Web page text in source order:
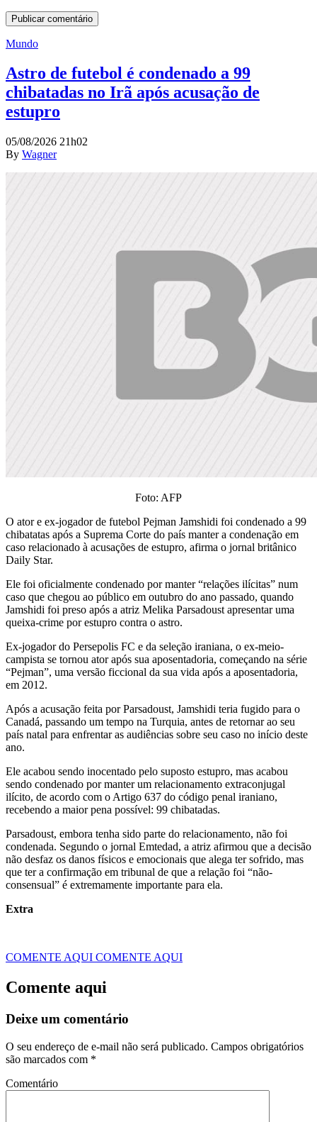
Mundo
Astro de futebol é condenado a 99
chibatadas no Irã após acusação de
estupro
05/08/2026 21h02
By Wagner
Foto: AFP
O ator e ex-jogador de futebol Pejman Jamshidi foi condenado a 99
chibatatas após a Suprema Corte do país manter a condenação em
caso relacionado à acusações de estupro, afirma o jornal britânico
Daily Star.
Ele foi oficialmente condenado por manter “relações ilícitas” num
caso que chegou ao público em outubro do ano passado, quando
Jamshidi foi preso após a atriz Melika Parsadoust apresentar uma
queixa-crime por estupro contra o astro.
Ex-jogador do Persepolis FC e da seleção iraniana, o ex-meio-
campista se tornou ator após sua aposentadoria, começando na série
“Pejman”, uma versão ficcional da sua vida após a aposentadoria,
em 2012.
Após a acusação feita por Parsadoust, Jamshidi teria fugido para o
Canadá, passando um tempo na Turquia, antes de retornar ao seu
país natal para enfrentar as audiências sobre seu caso no início deste
ano.
Ele acabou sendo inocentado pelo suposto estupro, mas acabou
sendo condenado por manter um relacionamento extraconjugal
ilícito, de acordo com o Artigo 637 do código penal iraniano,
recebendo a maior pena possível: 99 chibatadas.
Parsadoust, embora tenha sido parte do relacionamento, não foi
condenada. Segundo o jornal Emtedad, a atriz afirmou que a decisão
não desfaz os danos físicos e emocionais que alega ter sofrido, mas
que ter a confirmação em tribunal de que a relação foi “não-
consensual” é extremamente importante para ela.
Extra
COMENTE AQUI COMENTE AQUI
Comente aqui
Deixe um comentário
O seu endereço de e-mail não será publicado. Campos obrigatórios
são marcados com *
Comentário